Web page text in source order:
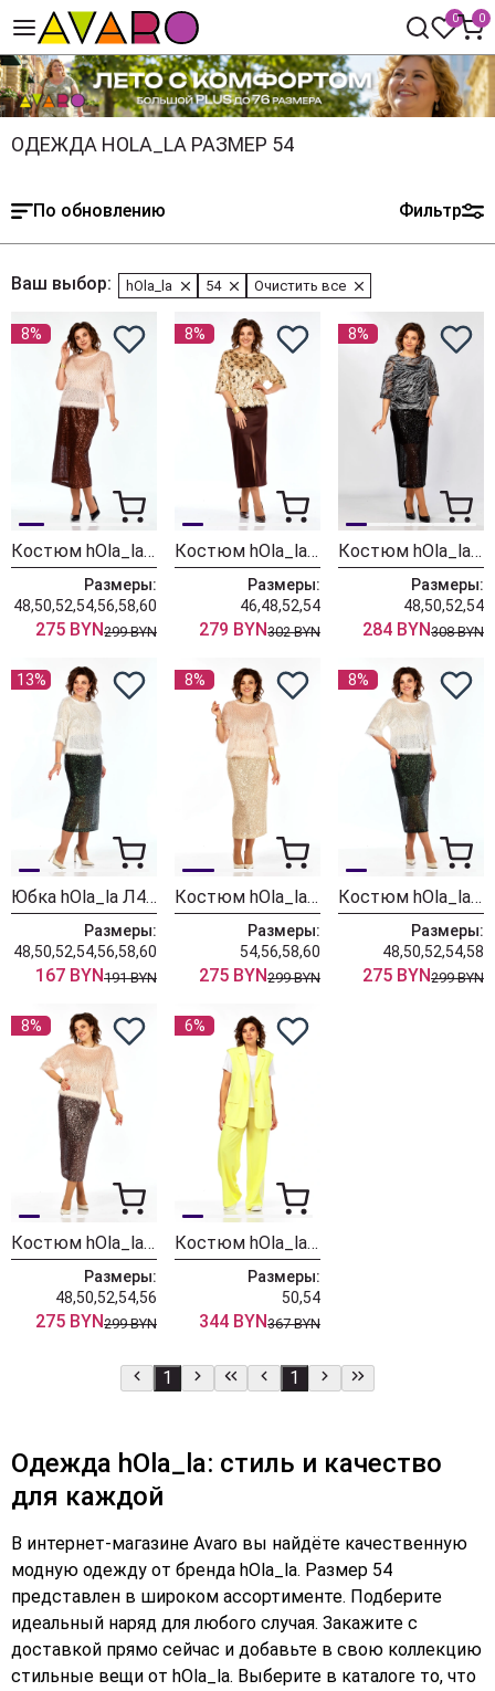
0 0
ОДЕЖДА HOLA_LA РАЗМЕР 54
По обновлению Фильтр
Ваш выбор: hOla_la 54 Очистить все
8%
Костюм hOla_la Л413 персик-бронза
Размеры:
48,50,52,54,56,58,60
275 BYN299 BYN
8%
Костюм hOla_la Л433 золото-коричневый
Размеры:
46,48,52,54
279 BYN302 BYN
8%
Костюм hOla_la Л434 темно-синий
Размеры:
48,50,52,54
284 BYN308 BYN
13%
Юбка hOla_la Л432 зеленый
Размеры:
48,50,52,54,56,58,60
167 BYN191 BYN
8%
Костюм hOla_la Л413 персик-бежевый
Размеры:
54,56,58,60
275 BYN299 BYN
8%
Костюм hOla_la Л413 молочный -зеленый
Размеры:
48,50,52,54,58
275 BYN299 BYN
8%
Костюм hOla_la Л413 персик-коричневый
Размеры:
48,50,52,54,56
275 BYN299 BYN
6%
Костюм hOla_la Л427 желтый
Размеры:
50,54
344 BYN367 BYN
1 1
Одежда hOla_la: стиль и качество
для каждой
В интернет-магазине Avaro вы найдёте качественную
модную одежду от бренда hOla_la. Размер 54
представлен в широком ассортименте. Подберите
идеальный наряд для любого случая. Закажите с
доставкой прямо сейчас и добавьте в свою коллекцию
стильные вещи от hOla_la. Выберите в каталоге то, что